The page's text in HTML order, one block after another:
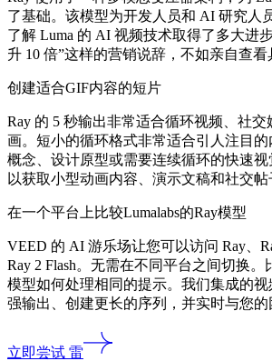
了基础。该模型为开发人员和 AI 研究人
了解 Luma 的 AI 视频技术取得了多大进
升 10 倍”这样的营销说辞，不如亲自查看
创建适合GIF内容的短片
Ray 的 5 秒输出非常适合循环视频、社
画。短小的循环格式非常适合引人注目
概念、设计原型或需要连续循环的快速视
以获取小型动画内容、演示文稿和社交帖
在一个平台上比较Lumalabs的Ray模型
VEED 的 AI 游乐场让您可以访问 Ray、
Ray 2 Flash。无需在不同平台之间切换。
模型如何处理相同的提示。我们集成的
强输出、创建更长的序列，并实时与您的
立即尝试 雷